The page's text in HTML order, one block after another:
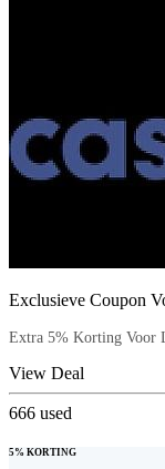
Exclusieve Coupon
Extra 5% Korting Voor
View Deal
666 used
5% KORTING